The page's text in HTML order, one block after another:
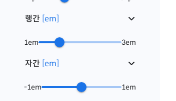
행간 [em]
1em 3em
자간 [em]
-1em 1em